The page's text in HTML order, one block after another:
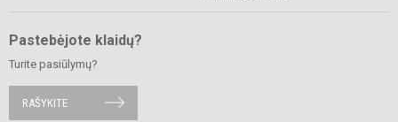
Pastebėjote klaidų?
Turite pasiūlymų?
RAŠYKITE